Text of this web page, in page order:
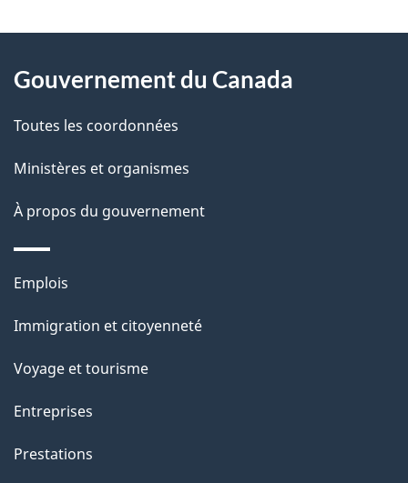
n
e
s
–
A
p
p
e
l
d
e
c
l
s
l
a
p
g
e
o
t
e
r
é
t
r
a
c
i
o
s
propos
de
ce
site
Gouvernement du Canada
Toutes les coordonnées
Ministères et organismes
À propos du gouvernement
Thèmes
sujets
Emplois
Immigration et citoyenneté
Voyage et tourisme
Entreprises
Prestations